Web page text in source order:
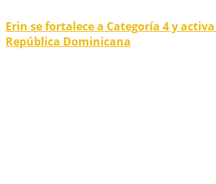
Erin se fortalece a Categoría 4 y
República Dominicana